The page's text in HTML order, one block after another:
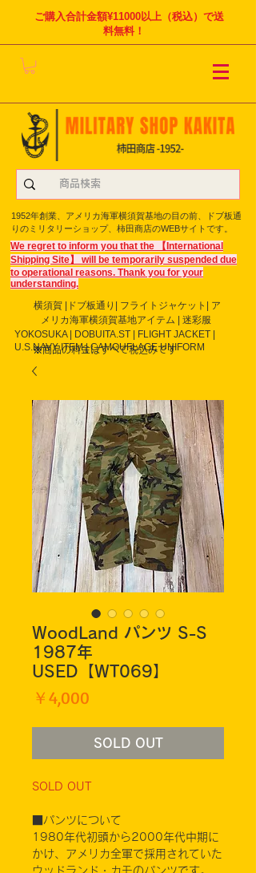
ご購入合計金額¥11000以上（税込）で送
料無料！
1952年創業、アメリカ海軍横須賀基地の目の前、ドブ板通
りのミリタリーショップ、柿田商店のWEBサイトです。
We regret to inform you that the 【International
Shipping Site】 will be temporarily suspended due
to operational reasons. Thank you for your
understanding.
横須賀 |ドブ板通り| フライト ジャケット| ア
メリカ海軍横須賀基地アイテム | 迷彩服
YOKOSUKA | DOBUITA.ST | FLIGHT JACKET |
U.S.NAVY ITEM | CAMOUFLAGE UNIFORM
※商品の料金はすべて税込みです
WoodLand パンツ S-S
1987年
USED【WT069】
￥4,000
SOLD OUT
SOLD OUT
■パンツについて
1980年代初頭から2000年代中期に
かけ、アメリカ全軍で採用されていた
ウッドランド・カモのパンツです。